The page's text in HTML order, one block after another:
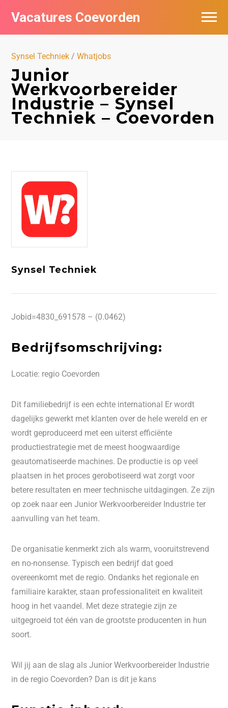
Vacatures Coevorden
Synsel Techniek /Whatjobs
Junior
Werkvoorbereider
Industrie – Synsel
Techniek – Coevorden
Synsel Techniek
Jobid=4830_691578 – (0.0462)
Bedrijfsomschrijving:
Locatie: regio Coevorden
Dit familiebedrijf is een echte international Er wordt
dagelijks gewerkt met klanten over de hele wereld en er
wordt geproduceerd met een uiterst efficiënte
productiestrategie met de meest hoogwaardige
geautomatiseerde machines. De productie is op veel
plaatsen in het proces gerobotiseerd wat zorgt voor
betere resultaten en meer technische uitdagingen. Ze zijn
op zoek naar een Junior Werkvoorbereider Industrie ter
aanvulling van het team.
De organisatie kenmerkt zich als warm, vooruitstrevend
en no-nonsense. Typisch een bedrijf dat goed
overeenkomt met de regio. Ondanks het regionale en
familiaire karakter, staan professionaliteit en kwaliteit
hoog in het vaandel. Met deze strategie zijn ze
uitgegroeid tot één van de grootste producenten in hun
soort.
Wil jij aan de slag als Junior Werkvoorbereider Industrie
in de regio Coevorden? Dan is dit je kans
Vacatures per bedrijf
Populair
Nieuwsbrief feed